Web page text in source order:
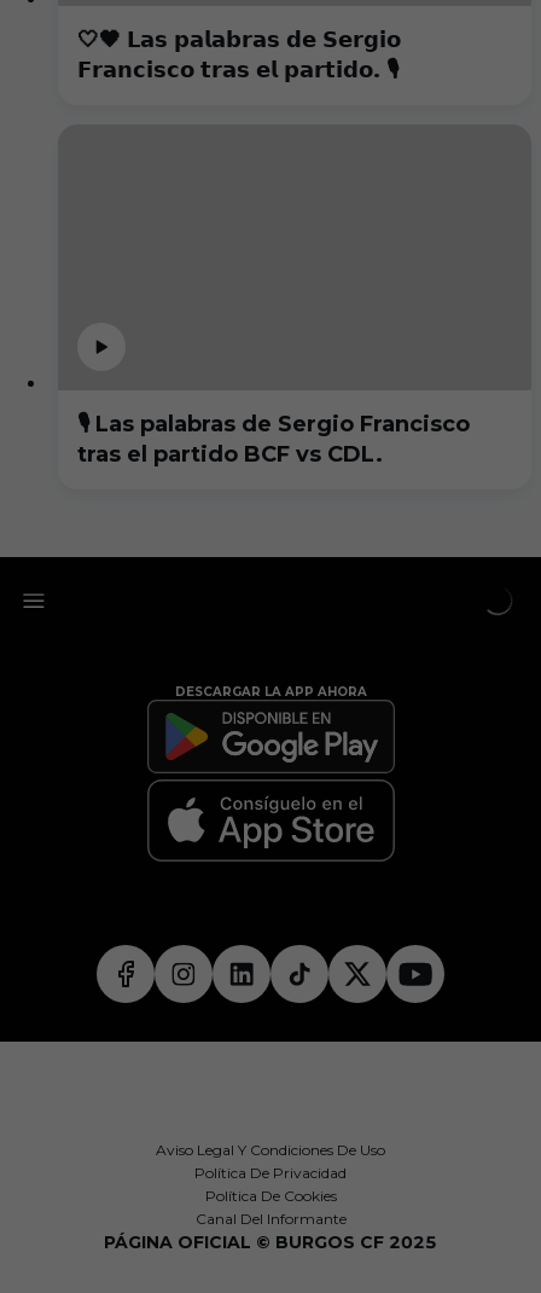
🤍🖤 𝗟𝗮𝘀 𝗽𝗮𝗹𝗮𝗯𝗿𝗮𝘀 𝗱𝗲 𝗦𝗲𝗿𝗴𝗶𝗼
𝗙𝗿𝗮𝗻𝗰𝗶𝘀𝗰𝗼 𝘁𝗿𝗮𝘀 𝗲𝗹 𝗽𝗮𝗿𝘁𝗶𝗱𝗼. 🎙️
🎙️ Las palabras de Sergio Francisco
tras el partido BCF vs CDL.
DESCARGAR LA APP AHORA
Aviso Legal Y Condiciones De Uso
Política De Privacidad
Política De Cookies
Canal Del Informante
PÁGINA OFICIAL © BURGOS CF 2025